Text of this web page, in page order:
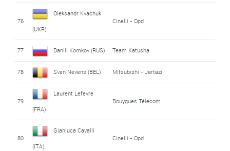
76
Oleksandr Kvachuk
(UKR)
Cinelli - Opd
77 Daniil Komkov (RUS) Team Katusha
78 Sven Nevens (BEL) Mitsubishi - Jartazi
79
Laurent Lefevre
(FRA)
Bouygues Télécom
80
Gianluca Cavalli
(ITA)
Cinelli - Opd